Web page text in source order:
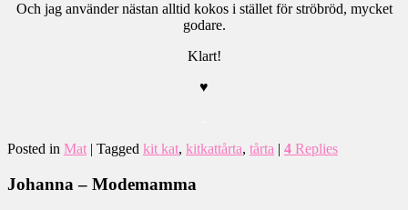
Och jag använder nästan alltid kokos i stället för ströbröd, mycket
godare.
Klart!
♥
Posted in Mat | Tagged kit kat, kitkattårta, tårta | 4 Replies
Johanna – Modemamma